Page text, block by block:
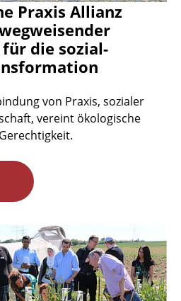
Praxis Allianz
die sozial-
von Praxis, sozialer
vereint ökologische